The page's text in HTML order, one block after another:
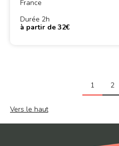
France
Durée 2h
à partir de 32€
1 2
Vers le haut